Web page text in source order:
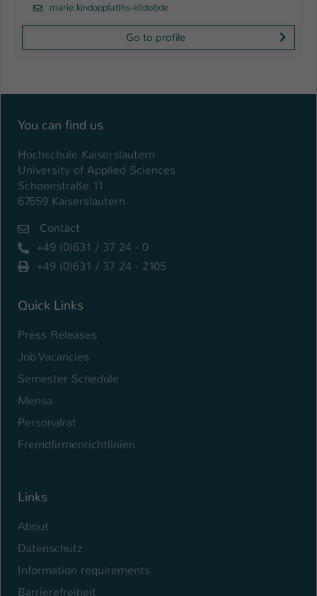
marie.kindopp(at)hs-kl(dot)de
Go to profile
You can find us
Hochschule Kaiserslautern
University of Applied Sciences
Schoenstraße 11
67659 Kaiserslautern
Contact
+49 (0)631 / 37 24 - 0
+49 (0)631 / 37 24 - 2105
Quick Links
Press Releases
Job Vacancies
Semester Schedule
Mensa
Personalrat
Fremdfirmenrichtlinien
Links
About
Datenschutz
Information requirements
Barrierefreiheit